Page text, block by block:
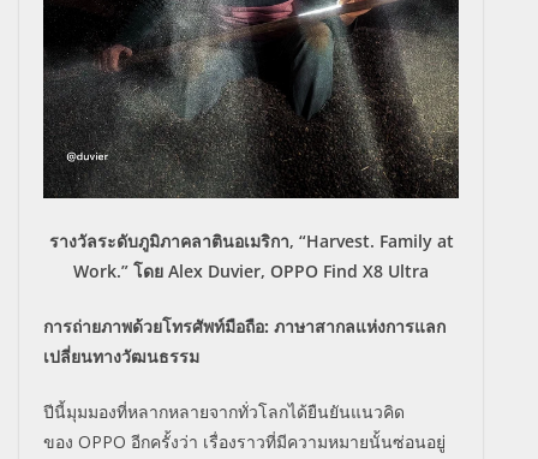
รางวัลระดับภูมิภาคลาตินอเมริกา, “Harvest. Family at
Work.” โดย Alex Duvier, OPPO Find X8 Ultra
การถ่ายภาพด้วยโทรศัพท์มือถือ: ภาษาสากลแห่งการแลก
เปลี่ยนทางวัฒนธรรม
ปีนี้มุมมองที่หลากหลายจากทั่วโลกได้ยืนยันแนวคิด
ของ OPPO อีกครั้งว่า เรื่องราวที่มีความหมายนั้นซ่อนอยู่